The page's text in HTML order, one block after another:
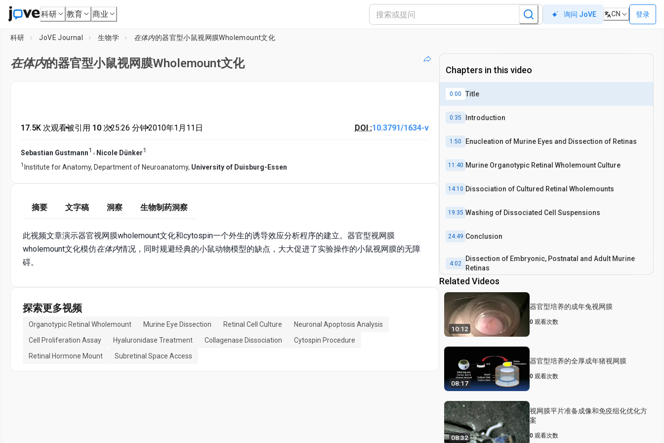
科研 教育 商业 询问 JoVE CN 登录
科研 JoVE Journal 生物学 在体内的器官型小鼠视网膜Wholemount文化
在体内的器官型小鼠视网膜Wholemount文化
17.5K 次观看•被引用 10 次•25:26 分钟•2010年1月11日 DOI :10.3791/1634-v
Sebastian Gustmann1 , Nicole Dünker1
1 Institute for Anatomy, Department of Neuroanatomy, University of Duisburg-Essen
摘要 文字稿 洞察 生物制药洞察
此视频文章演示器官视网膜wholemount文化和cytospin一个外生的诱导效应分析程序的建立。器官型视网膜
wholemount文化模仿在体内情况，同时规避经典的小鼠动物模型的缺点，大大促进了实验操作的小鼠视网膜的无障
碍。
探索更多视频
Organotypic Retinal Wholemount Murine Eye Dissection Retinal Cell Culture
Neuronal Apoptosis Analysis
Cell Proliferation Assay
Hyaluronidase Treatment Collagenase Dissociation
Cytospin Procedure
Retinal Hormone Mount
Subretinal Space Access
Chapters in this video
0:00 Title
0:35 Introduction
1:50 Enucleation of Murine Eyes and Dissection of Retinas
11:40 Murine Organotypic Retinal Wholemount Culture
14:10 Dissociation of Cultured Retinal Wholemounts
19:35 Washing of Dissociated Cell Suspensions
24:49 Conclusion
4:02
Dissection of Embryonic, Postnatal and Adult Murine
Retinas
Related Videos
10:12
器官型培养的成年兔视网膜
0 观看次数
08:17
器官型培养的全厚成年猪视网膜
0 观看次数
08:32
视网膜平片准备成像和免疫组化优化方
案
0 观看次数